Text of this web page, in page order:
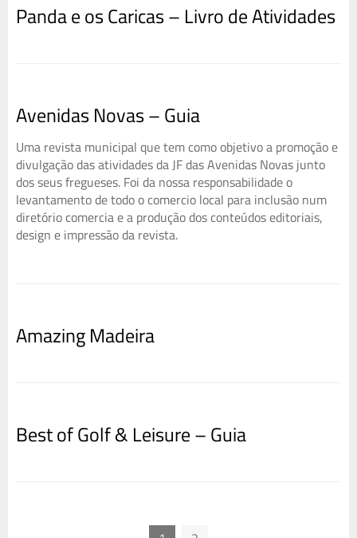
Panda e os Caricas – Livro de Atividades
Avenidas Novas – Guia
Uma revista municipal que tem como objetivo a promoção e
divulgação das atividades da JF das Avenidas Novas junto
dos seus fregueses. Foi da nossa responsabilidade o
levantamento de todo o comercio local para inclusão num
diretório comercia e a produção dos conteúdos editoriais,
design e impressão da revista.
Amazing Madeira
Best of Golf & Leisure – Guia